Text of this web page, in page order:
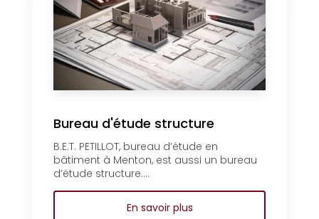
Bureau d'étude structure
B.E.T. PETILLOT, bureau d’étude en
bâtiment à Menton, est aussi un bureau
d’étude structure....
En savoir plus